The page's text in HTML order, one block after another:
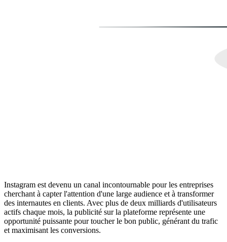
Instagram est devenu un canal incontournable pour les entreprises
cherchant à capter l'attention d'une large audience et à transformer
des internautes en clients. Avec plus de deux milliards d'utilisateurs
actifs chaque mois, la publicité sur la plateforme représente une
opportunité puissante pour toucher le bon public, générant du trafic
et maximisant les conversions.